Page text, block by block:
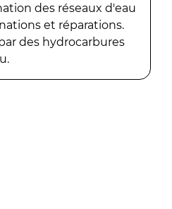
des réseaux d'eau
et réparations.
des hydrocarbures